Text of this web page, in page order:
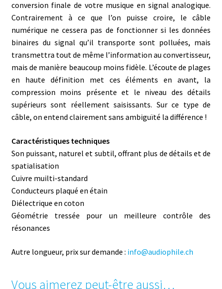
conversion finale de votre musique en signal analogique.
Contrairement à ce que l’on puisse croire, le câble
numérique ne cessera pas de fonctionner si les données
binaires du signal qu’il transporte sont polluées, mais
transmettra tout de même l’information au convertisseur,
mais de manière beaucoup moins fidèle. L’écoute de plages
en haute définition met ces éléments en avant, la
compression moins présente et le niveau des détails
supérieurs sont réellement saisissants. Sur ce type de
câble, on entend clairement sans ambiguïté la différence !
Caractéristiques techniques
Son puissant, naturel et subtil, offrant plus de détails et de
spatialisation
Cuivre muilti-standard
Conducteurs plaqué en étain
Diélectrique en coton
Géométrie tressée pour un meilleure contrôle des
résonances
Autre longueur, prix sur demande : info@audiophile.ch
Vous aimerez peut-être aussi…